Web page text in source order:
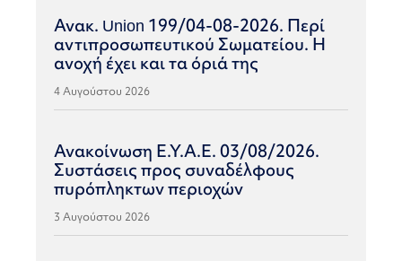
Ανακ. Union 199/04-08-2026. Περί
αντιπροσωπευτικού Σωματείου. Η
ανοχή έχει και τα όριά της
4 Αυγούστου 2026
Ανακοίνωση Ε.Υ.Α.Ε. 03/08/2026.
Συστάσεις προς συναδέλφους
πυρόπληκτων περιοχών
3 Αυγούστου 2026